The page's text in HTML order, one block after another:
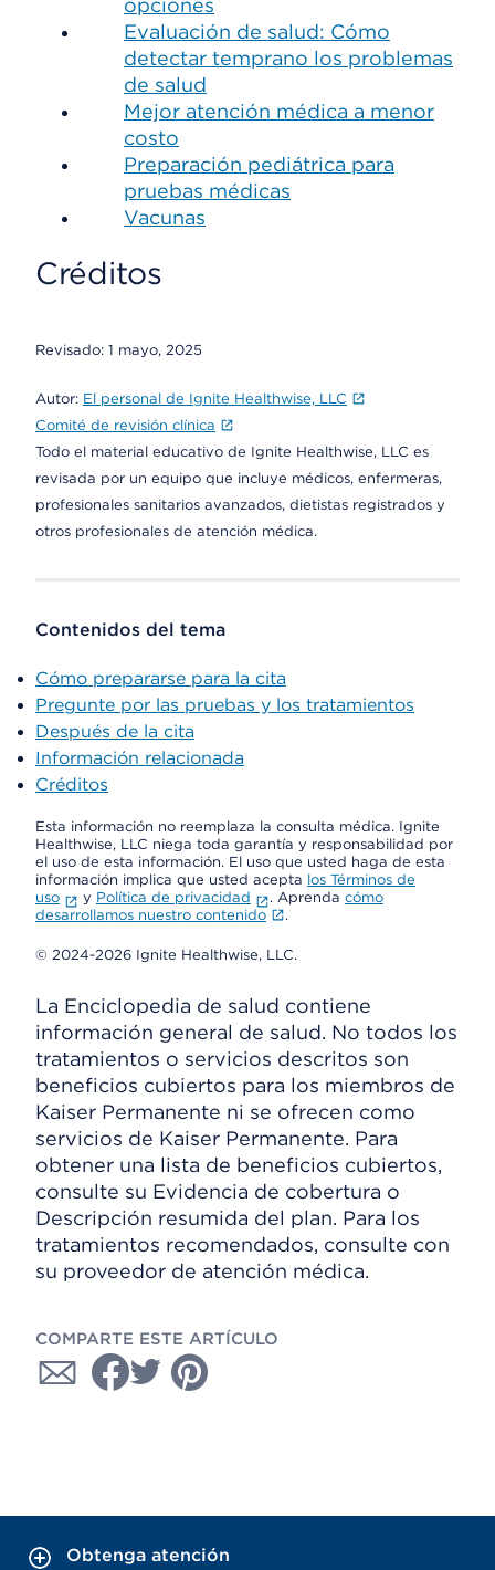
opciones
Evaluación de salud: Cómo
detectar temprano los problemas
de salud
Mejor atención médica a menor
costo
Preparación pediátrica para
pruebas médicas
Vacunas
Créditos
Revisado: 1 mayo, 2025
Autor: El personal de Ignite Healthwise, LLC
Comité de revisión clínica
Todo el material educativo de Ignite Healthwise, LLC es
revisada por un equipo que incluye médicos, enfermeras,
profesionales sanitarios avanzados, dietistas registrados y
otros profesionales de atención médica.
Contenidos del tema
Cómo prepararse para la cita
Pregunte por las pruebas y los tratamientos
Después de la cita
Información relacionada
Créditos
Esta información no reemplaza la consulta médica. Ignite
Healthwise, LLC niega toda garantía y responsabilidad por
el uso de esta información. El uso que usted haga de esta
información implica que usted acepta los Términos de
uso
y Política de privacidad . Aprenda cómo
desarrollamos nuestro contenido
.
© 2024-2026 Ignite Healthwise, LLC.
La Enciclopedia de salud contiene
información general de salud. No todos los
tratamientos o servicios descritos son
beneficios cubiertos para los miembros de
Kaiser Permanente ni se ofrecen como
servicios de Kaiser Permanente. Para
obtener una lista de beneficios cubiertos,
consulte su Evidencia de cobertura o
Descripción resumida del plan. Para los
tratamientos recomendados, consulte con
su proveedor de atención médica.
COMPARTE ESTE ARTÍCULO
Obtenga atención